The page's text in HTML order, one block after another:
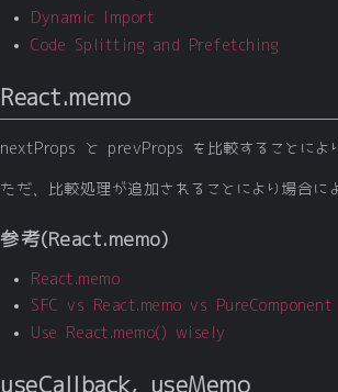
Dynamic Import
Code Splitting and Prefetching
React.memo
nextProps と prevProps を比較することにより
ただ、比較処理が追加されることにより場合に
参考(React.memo)
React.memo
SFC vs React.memo vs PureComponent
Use React.memo() wisely
useCallback, useMemo